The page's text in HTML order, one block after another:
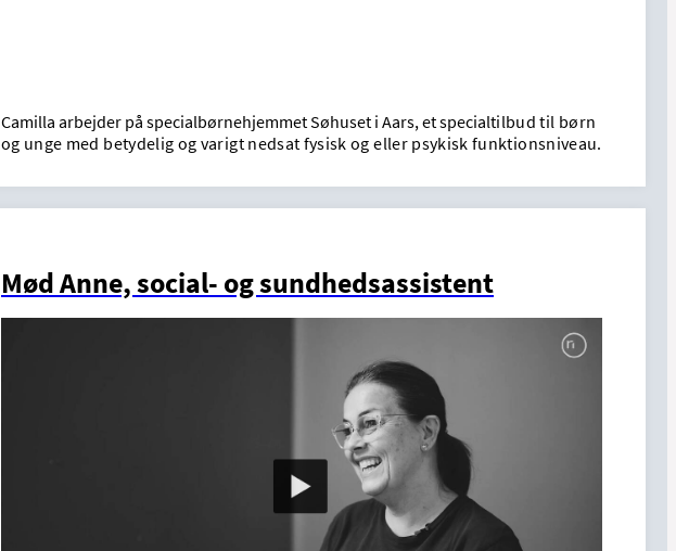
Camilla arbejder på specialbørnehjemmet Søhuset i Aars, et specialtilbud til børn
og unge med betydelig og varigt nedsat fysisk og eller psykisk funktionsniveau.
Mød Anne, social- og sundhedsassistent